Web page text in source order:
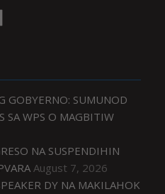
GOBYERNO: SUMUNOD
SA WPS O MAGBITIW
NA SUSPENDIHIN
August 7, 2026
DY NA MAKILAHOK